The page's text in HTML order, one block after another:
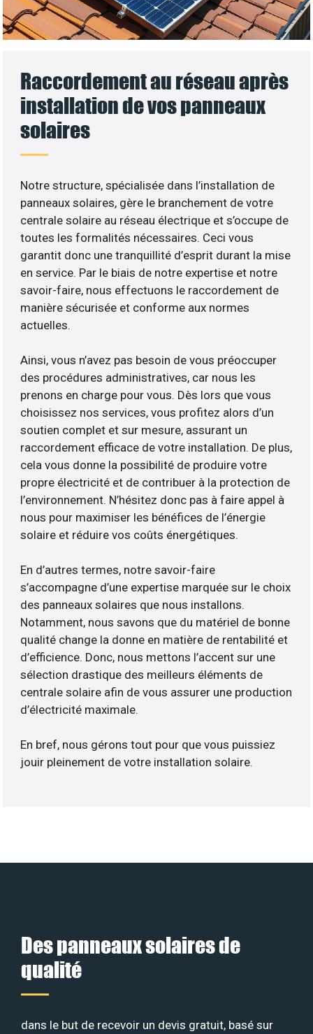
Raccordement au réseau après
installation de vos panneaux
solaires
Notre structure, spécialisée dans l’installation de
panneaux solaires, gère le branchement de votre
centrale solaire au réseau électrique et s’occupe de
toutes les formalités nécessaires. Ceci vous
garantit donc une tranquillité d’esprit durant la mise
en service. Par le biais de notre expertise et notre
savoir-faire, nous effectuons le raccordement de
manière sécurisée et conforme aux normes
actuelles.
Ainsi, vous n’avez pas besoin de vous préoccuper
des procédures administratives, car nous les
prenons en charge pour vous. Dès lors que vous
choisissez nos services, vous profitez alors d’un
soutien complet et sur mesure, assurant un
raccordement efficace de votre installation. De plus,
cela vous donne la possibilité de produire votre
propre électricité et de contribuer à la protection de
l’environnement. N’hésitez donc pas à faire appel à
nous pour maximiser les bénéfices de l’énergie
solaire et réduire vos coûts énergétiques.
En d’autres termes, notre savoir-faire
s’accompagne d’une expertise marquée sur le choix
des panneaux solaires que nous installons.
Notamment, nous savons que du matériel de bonne
qualité change la donne en matière de rentabilité et
d’efficience. Donc, nous mettons l’accent sur une
sélection drastique des meilleurs éléments de
centrale solaire afin de vous assurer une production
d’électricité maximale.
En bref, nous gérons tout pour que vous puissiez
jouir pleinement de votre installation solaire.
Des panneaux solaires de
qualité
dans le but de recevoir un devis gratuit, basé sur